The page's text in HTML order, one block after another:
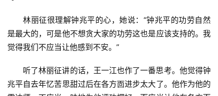
活
旅
林丽征很理解钟兆平的心，她说：“钟兆平的功劳自然
是最大的，可是他不想贪大家的功劳这也是应该支持的。我
觉得我们不应当让他感到不安。”
听了林丽征讲的话，王一江也作了一番思考。他觉得钟
兆平自去年忆苦思甜过后在各方靣进步太大了。他作为他的